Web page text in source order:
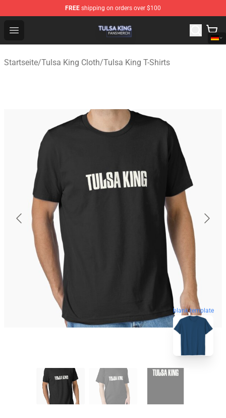
FREE shipping on orders over $100
Open menu
Tulsa King Shop - Official Tulsa King Merchandise Store
Startseite/Tulsa King Cloth/Tulsa King T-Shirts
blank template